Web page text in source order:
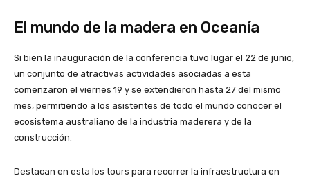
El mundo de la madera en Oceanía
Si bien la inauguración de la conferencia tuvo lugar el 22 de junio,
un conjunto de atractivas actividades asociadas a esta
comenzaron el viernes 19 y se extendieron hasta 27 del mismo
mes, permitiendo a los asistentes de todo el mundo conocer el
ecosistema australiano de la industria maderera y de la
construcción.
Destacan en esta los tours para recorrer la infraestructura en